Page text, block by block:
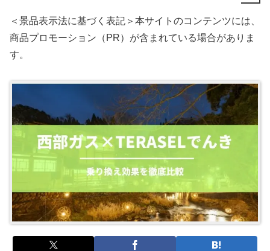
＜景品表示法に基づく表記＞本サイトのコンテンツには、
商品プロモーション（PR）が含まれている場合がありま
す。